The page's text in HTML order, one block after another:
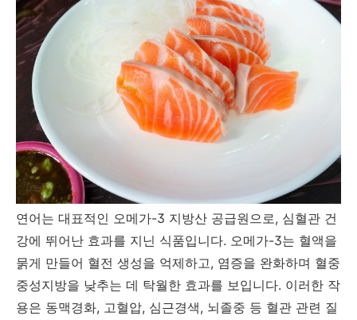
연어는 대표적인 오메가-3 지방산 공급원으로, 심혈관 건
강에 뛰어난 효과를 지닌 식품입니다. 오메가-3는 혈액을
묽게 만들어 혈전 생성을 억제하고, 염증을 완화하며 혈중
중성지방을 낮추는 데 탁월한 효과를 보입니다. 이러한 작
용은 동맥경화, 고혈압, 심근경색, 뇌졸중 등 혈관 관련 질